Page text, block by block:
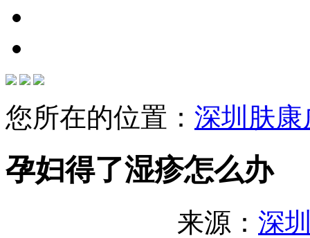
您所在的位置： 深圳肤
孕妇得了湿疹怎么办
来源： 深